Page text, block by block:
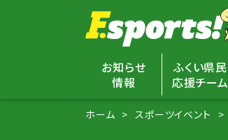
お知らせ
情報
ふくい県民
応援チーム
ホーム スポーツイベント